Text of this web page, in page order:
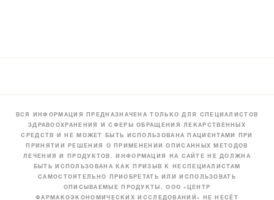
ВСЯ ИНФОРМАЦИЯ ПРЕДНАЗНАЧЕНА ТОЛЬКО ДЛЯ СПЕЦИАЛИСТОВ
ЗДРАВООХРАНЕНИЯ И СФЕРЫ ОБРАЩЕНИЯ ЛЕКАРСТВЕННЫХ
СРЕДСТВ И НЕ МОЖЕТ БЫТЬ ИСПОЛЬЗОВАНА ПАЦИЕНТАМИ ПРИ
ПРИНЯТИИ РЕШЕНИЯ О ПРИМЕНЕНИИ ОПИСАННЫХ МЕТОДОВ
ЛЕЧЕНИЯ И ПРОДУКТОВ. ИНФОРМАЦИЯ НА САЙТЕ НЕ ДОЛЖНА
БЫТЬ ИСПОЛЬЗОВАНА КАК ПРИЗЫВ К НЕСПЕЦИАЛИСТАМ
САМОСТОЯТЕЛЬНО ПРИОБРЕТАТЬ ИЛИ ИСПОЛЬЗОВАТЬ
ОПИСЫВАЕМЫЕ ПРОДУКТЫ. ООО «ЦЕНТР
ФАРМАКОЭКОНОМИЧЕСКИХ ИССЛЕДОВАНИЙ» НЕ НЕСЁТ